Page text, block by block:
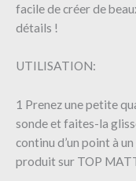
facile de créer de
détails !
UTILISATION:
1 Prenez une petite
sonde et faites-la
continu d’un point à
produit sur TOP